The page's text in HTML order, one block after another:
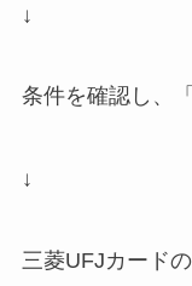
↓
条件を確認し、
↓
三菱UFJカード